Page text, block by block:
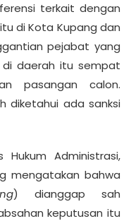
terkait dengan
di Kota Kupang dan
pejabat yang
di daerah itu sempat
pasangan calon.
diketahui ada sanksi
Administrasi,
mengatakan bahwa
) dianggap sah
keputusan itu